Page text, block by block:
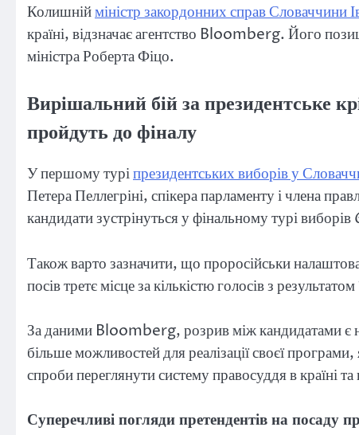
Колишнійміністр закордонних справ Словаччини
країні, відзначає агентство Bloomberg. Його
міністра Роберта Фіцо.
Вирішальний бій за президентське
пройдуть до фіналу
У першому туріпрезидентських виборів у
Петера Пеллегріні, спікера парламенту і члена
кандидати зустрінуться у фінальному турі виборів
Також варто зазначити, що проросійськи
посів третє місце за кількістю голосів з
За даними Bloomberg, розрив між кандидатами є
більше можливостей для реалізації своєї
спроби переглянути систему правосуддя в країні
Суперечливі погляди претендентів на посаду